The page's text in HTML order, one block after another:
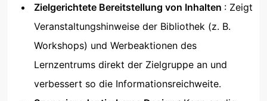
Zielgerichtete Bereitstellung von Inhalten : Zeigt
Veranstaltungshinweise der Bibliothek (z. B.
Workshops) und Werbeaktionen des
Lernzentrums direkt der Zielgruppe an und
verbessert so die Informationsreichweite.